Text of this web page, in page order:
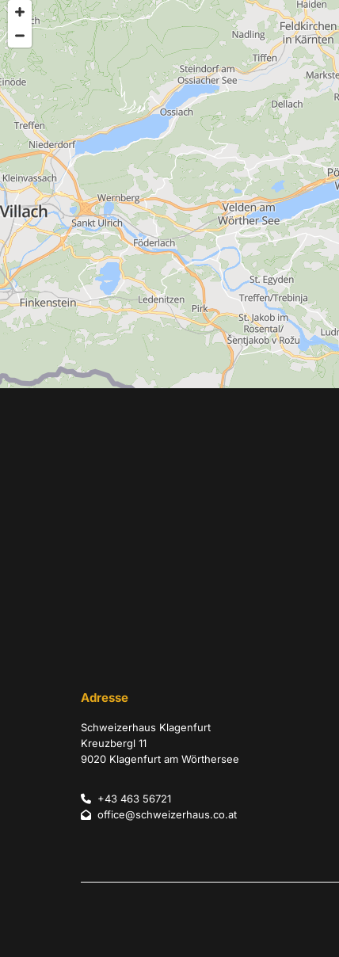
Adresse
Schweizerhaus Klagenfurt
Kreuzbergl 11
9020 Klagenfurt am Wörthersee
 +43 463 56721
 office@schweizerhaus.co.at